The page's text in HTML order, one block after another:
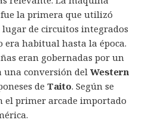
la primera que utilizó
lugar de circuitos integrados
era habitual hasta la época.
eran gobernadas por un
una conversión delWestern
deTaito. Según se
el primer arcade importado